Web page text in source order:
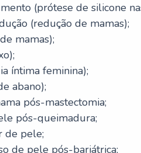
(prótese de silicone
(redução de mamas);
mamas);
íntima feminina);
abano);
pós-mastectomia;
pós-queimadura;
de pele;
de pele pós-bariátrica;